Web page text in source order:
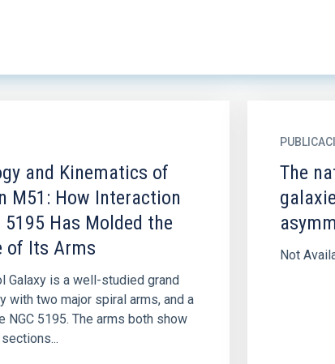
and Kinematics of
M51: How Interaction
5195 Has Molded the
of Its Arms
Galaxy is a well-studied grand
with two major spiral arms, and a
NGC 5195. The arms both show
The
Not